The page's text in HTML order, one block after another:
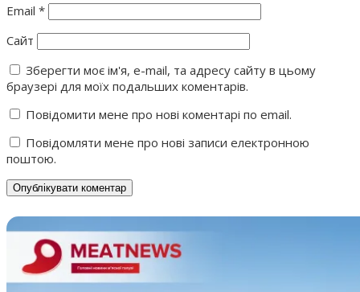
Email *
Сайт
Зберегти моє ім'я, e-mail, та адресу сайту в цьому
браузері для моїх подальших коментарів.
Повідомити мене про нові коментарі по email.
Повідомляти мене про нові записи електронною
поштою.